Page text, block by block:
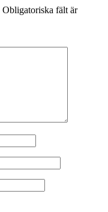
Obligatoriska fält är